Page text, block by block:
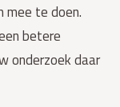
mee te doen.
betere
onderzoek daar